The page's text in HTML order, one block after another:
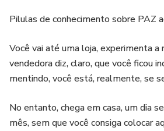
Pilulas de conhecimento sobre PAZ
Você vai até uma loja, experimenta
vendedora diz, claro, que você ficou
mentindo, você está, realmente, se
No entanto, chega em casa, um dia
mês, sem que você consiga colocar